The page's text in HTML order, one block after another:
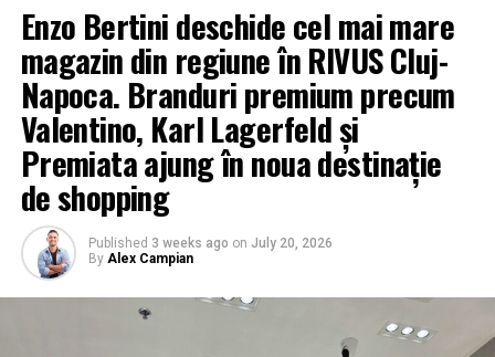
Enzo Bertini deschide cel mai mare
magazin din regiune în RIVUS Cluj-
Napoca. Branduri premium precum
Valentino, Karl Lagerfeld și
Premiata ajung în noua destinație
de shopping
Published 3 weeks ago on July 20, 2026
By Alex Campian